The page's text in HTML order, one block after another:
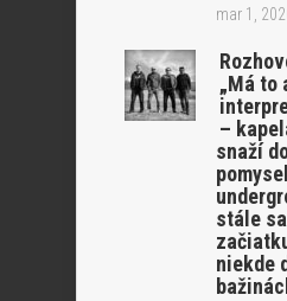
mar 1,
„Má to
–
snaží
stále
niekde